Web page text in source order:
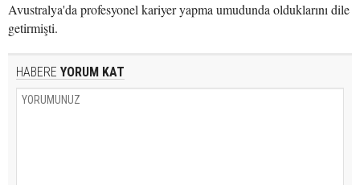
Avustralya'da profesyonel kariyer yapma umudunda olduklarını dile
getirmişti.
HABERE YORUM KAT